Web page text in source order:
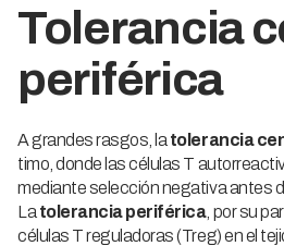
Tolerancia
periférica
A grandes rasgos, la tolerancia
timo, donde las células T
mediante selección negativa antes
La tolerancia periférica, por su
células T reguladoras (Treg) en el